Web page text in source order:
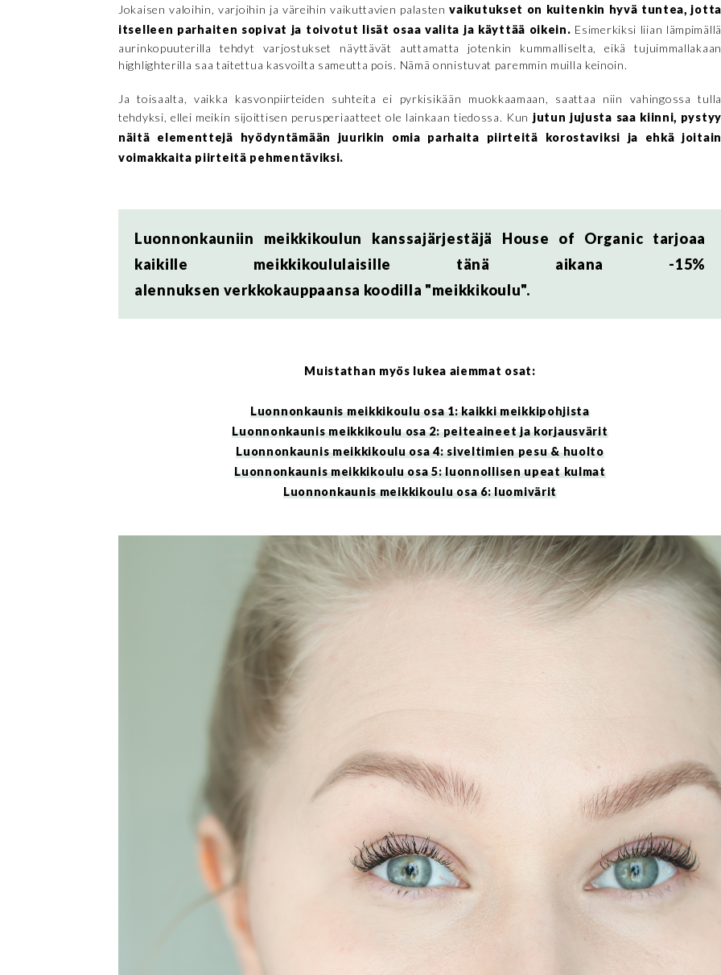
Jokaisen valoihin, varjoihin ja väreihin vaikuttavien palastenvaikutukset on kuitenkin hyvä tuntea, jotta
itselleen parhaiten sopivat ja toivotut lisät osaa valita ja käyttää oikein. Esimerkiksi liian lämpimällä
aurinkopuuterilla tehdyt varjostukset näyttävät auttamatta jotenkin kummalliselta, eikä tujuimmallakaan
highlighterilla saa taitettua kasvoilta sameutta pois. Nämä onnistuvat paremmin muilla keinoin.
Ja toisaalta, vaikka kasvonpiirteiden suhteita ei pyrkisikään muokkaamaan, saattaa niin vahingossa tulla
tehdyksi, ellei meikin sijoittisen perusperiaatteet ole lainkaan tiedossa. Kun jutun jujusta saa kiinni, pystyy
näitä elementtejä hyödyntämään juurikin omia parhaita piirteitä korostaviksi ja ehkä joitain
voimakkaita piirteitä pehmentäviksi.
Luonnonkauniin meikkikoulun kanssajärjestäjä House of Organic tarjoaa
kaikille meikkikoululaisille tänä aikana -15%
alennuksen verkkokauppaansa koodilla "meikkikoulu".
Muistathan myös lukea aiemmat osat:
Luonnonkaunis meikkikoulu osa 1: kaikki meikkipohjista
Luonnonkaunis meikkikoulu osa 2: peiteaineet ja korjausvärit
Luonnonkaunis meikkikoulu osa 4: siveltimien pesu & huolto
Luonnonkaunis meikkikoulu osa 5: luonnollisen upeat kulmat
Luonnonkaunis meikkikoulu osa 6: luomivärit